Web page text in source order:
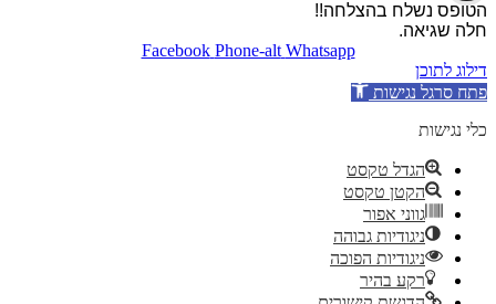
הטופס נשלח בהצלחה!!
חלה שגיאה.
Facebook Phone-alt Whatsapp
דילוג לתוכן
פתח סרגל נגישות
כלי נגישות
הגדל טקסט
הקטן טקסט
גווני אפור
ניגודיות גבוהה
ניגודיות הפוכה
רקע בהיר